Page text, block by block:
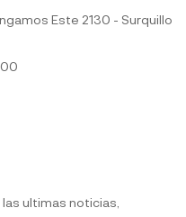
Este 2130 - Surquillo
ultimas noticias,